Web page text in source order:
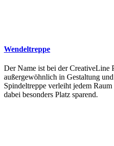
Wendeltreppe
Der Name ist bei der CreativeLine
außergewöhnlich in Gestaltung
Spindeltreppe verleiht jedem
dabei besonders Platz sparend.